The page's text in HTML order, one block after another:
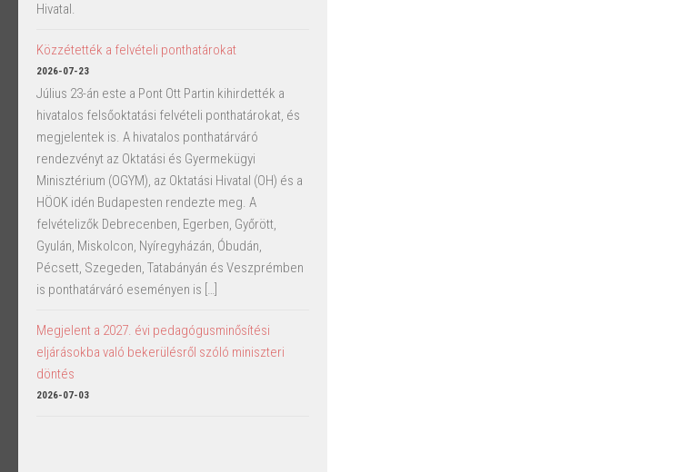
Hivatal.
Közzétették a felvételi ponthatárokat
2026-07-23
Július 23-án este a Pont Ott Partin kihirdették a
hivatalos felsőoktatási felvételi ponthatárokat, és
megjelentek is. A hivatalos ponthatárváró
rendezvényt az Oktatási és Gyermekügyi
Minisztérium (OGYM), az Oktatási Hivatal (OH) és a
HÖOK idén Budapesten rendezte meg. A
felvételizők Debrecenben, Egerben, Győrött,
Gyulán, Miskolcon, Nyíregyházán, Óbudán,
Pécsett, Szegeden, Tatabányán és Veszprémben
is ponthatárváró eseményen is […]
Megjelent a 2027. évi pedagógusminősítési
eljárásokba való bekerülésről szóló miniszteri
döntés
2026-07-03